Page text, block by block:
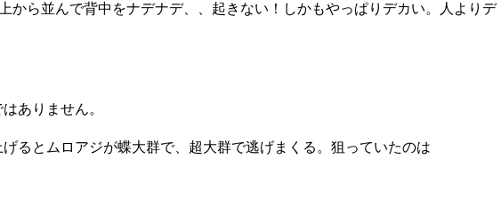
から並んで背中をナデナデ、、起きない！しかもやっぱりデカい。人よりデ
ありません。
るとムロアジが蝶大群で、超大群で逃げまくる。狙っていたのは